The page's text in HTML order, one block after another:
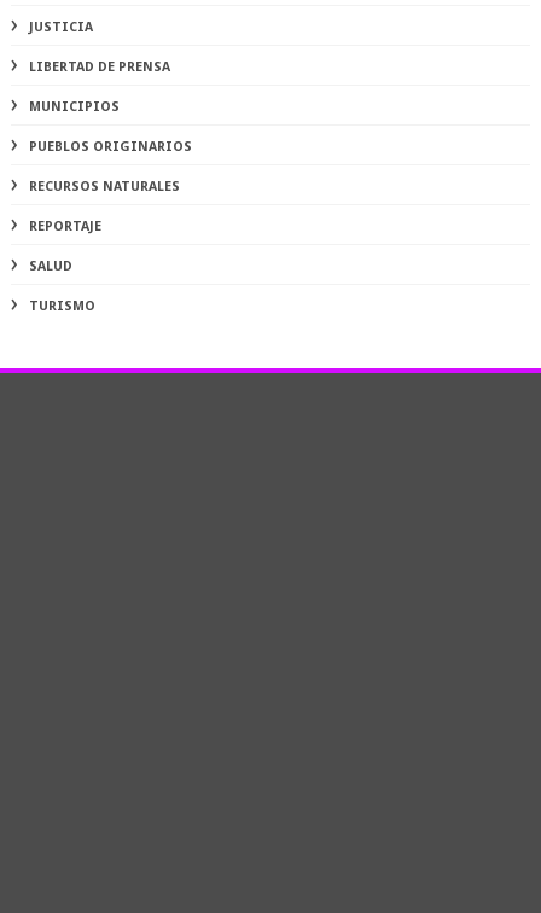
JUSTICIA
LIBERTAD DE PRENSA
MUNICIPIOS
PUEBLOS ORIGINARIOS
RECURSOS NATURALES
REPORTAJE
SALUD
TURISMO